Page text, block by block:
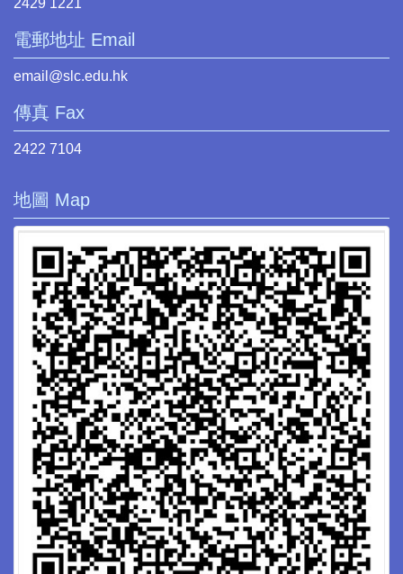
2429 1221
電郵地址 Email
email@slc.edu.hk
傳真 Fax
2422 7104
地圖 Map